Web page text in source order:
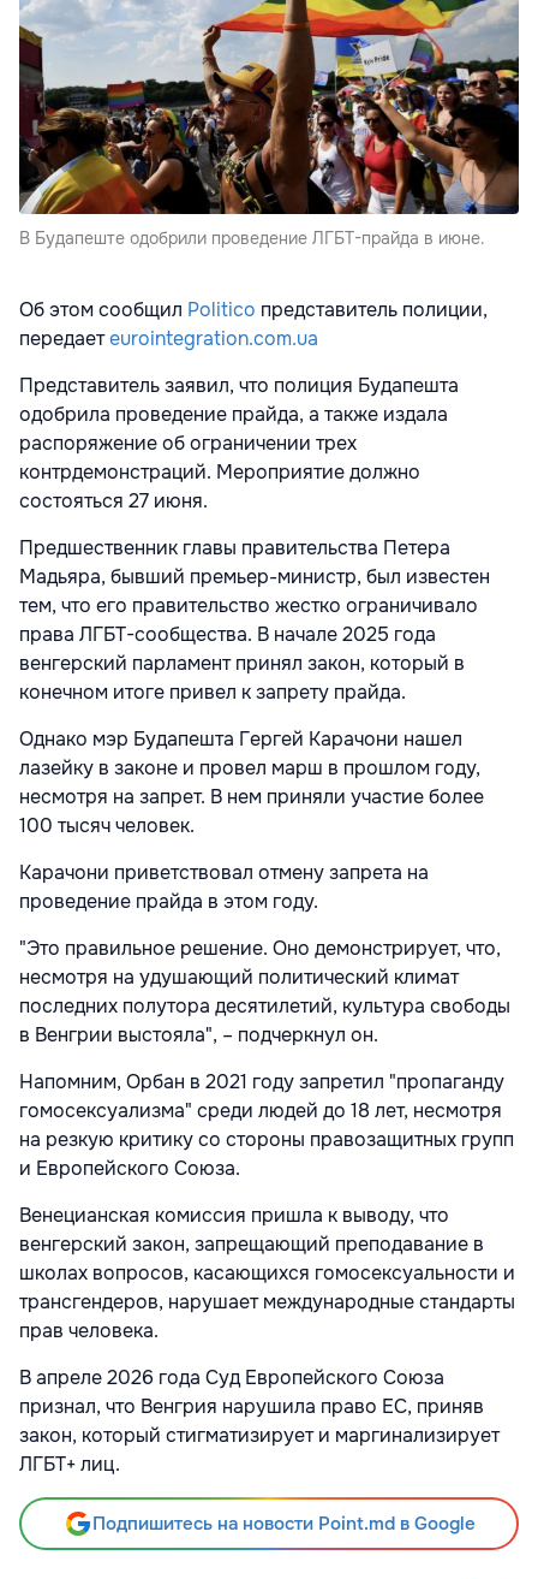
В Будапеште одобрили проведение ЛГБТ-прайда в июне.
Об этом сообщил Politico представитель полиции,
передаетeurointegration.com.ua
Представитель заявил, что полиция Будапешта
одобрила проведение прайда, а также издала
распоряжение об ограничении трех
контрдемонстраций. Мероприятие должно
состояться 27 июня.
Предшественник главы правительства Петера
Мадьяра, бывший премьер-министр, был известен
тем, что его правительство жестко ограничивало
права ЛГБТ-сообщества. В начале 2025 года
венгерский парламент принял закон, который в
конечном итоге привел к запрету прайда.
Однако мэр Будапешта Гергей Карачони нашел
лазейку в законе и провел марш в прошлом году,
несмотря на запрет. В нем приняли участие более
100 тысяч человек.
Карачони приветствовал отмену запрета на
проведение прайда в этом году.
"Это правильное решение. Оно демонстрирует, что,
несмотря на удушающий политический климат
последних полутора десятилетий, культура свободы
в Венгрии выстояла", – подчеркнул он.
Напомним, Орбан в 2021 году запретил "пропаганду
гомосексуализма" среди людей до 18 лет, несмотря
на резкую критику со стороны правозащитных групп
и Европейского Союза.
Венецианская комиссия пришла к выводу, что
венгерский закон, запрещающий преподавание в
школах вопросов, касающихся гомосексуальности и
трансгендеров, нарушает международные стандарты
прав человека.
В апреле 2026 года Суд Европейского Союза
признал, что Венгрия нарушила право ЕС, приняв
закон, который стигматизирует и маргинализирует
ЛГБТ+ лиц.
Подпишитесь на новости Point.md в Google